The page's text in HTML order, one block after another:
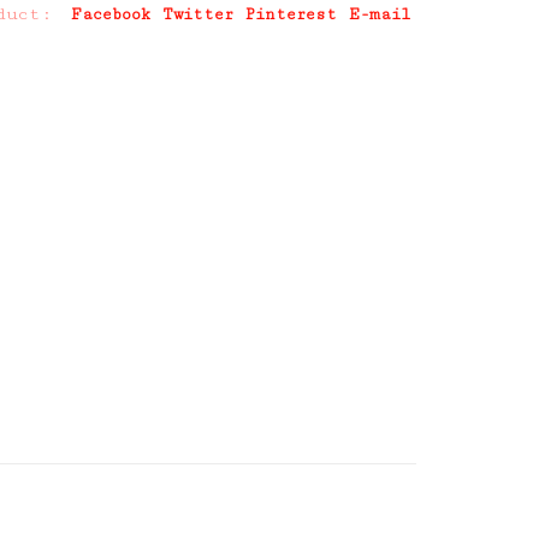
Facebook Twitter Pinterest E-mail